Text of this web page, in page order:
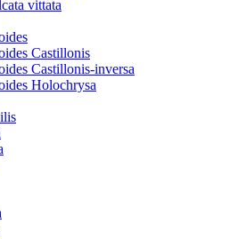
vittata
Castillonis
Castillonis-inversa
Holochrysa